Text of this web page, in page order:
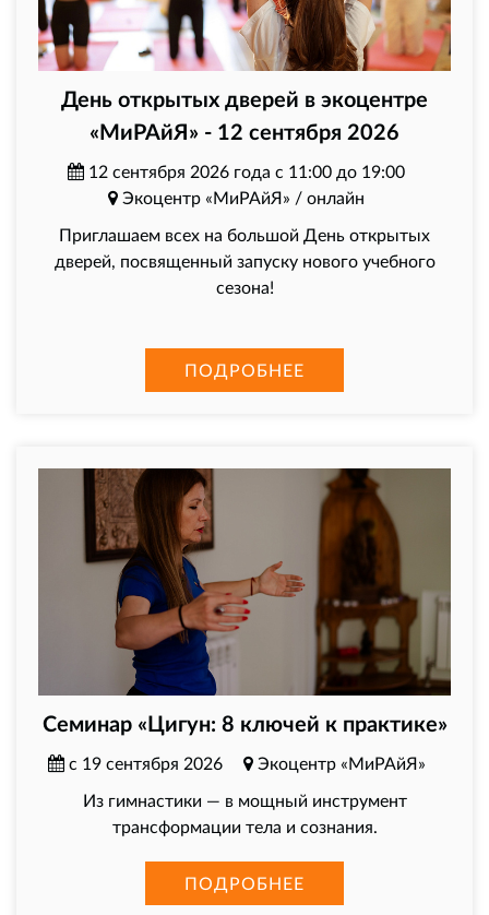
День открытых дверей в экоцентре
«МиРАйЯ» - 12 сентября 2026
12 сентября 2026 года с 11:00 до 19:00
Экоцентр «МиРАйЯ» / онлайн
Приглашаем всех на большой День открытых
дверей, посвященный запуску нового учебного
сезона!
ПОДРОБНЕЕ
Семинар «Цигун: 8 ключей к практике»
с 19 сентября 2026
Экоцентр «МиРАйЯ»
Из гимнастики — в мощный инструмент
трансформации тела и сознания.
ПОДРОБНЕЕ